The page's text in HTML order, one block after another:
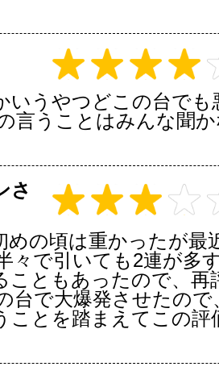
いうやつどこの台でも
言うことはみんな聞
さ
めの頃は重かったが最
々で引いても2連が多
こともあったので、再
台で大爆発させたの
ことを踏まえてこの評